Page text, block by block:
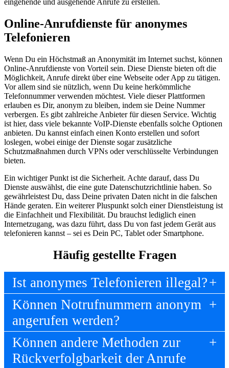
Online-Anrufdienste für anonymes
Telefonieren
Wenn Du ein Höchstmaß an Anonymität im Internet suchst, können
Online-Anrufdienste von Vorteil sein. Diese Dienste bieten oft die
Möglichkeit, Anrufe direkt über eine Webseite oder App zu tätigen.
Vor allem sind sie nützlich, wenn Du keine herkömmliche
Telefonnummer verwenden möchtest. Viele dieser Plattformen
erlauben es Dir, anonym zu bleiben, indem sie Deine Nummer
verbergen. Es gibt zahlreiche Anbieter für diesen Service. Wichtig
ist hier, dass viele bekannte VoIP-Dienste ebenfalls solche Optionen
anbieten. Du kannst einfach einen Konto erstellen und sofort
loslegen, wobei einige der Dienste sogar zusätzliche
Schutzmaßnahmen durch VPNs oder verschlüsselte Verbindungen
bieten.
Ein wichtiger Punkt ist die Sicherheit. Achte darauf, dass Du
Dienste auswählst, die eine gute Datenschutzrichtlinie haben. So
gewährleistest Du, dass Deine privaten Daten nicht in die falschen
Hände geraten. Ein weiterer Pluspunkt solch einer Dienstleistung ist
die Einfachheit und Flexibilität. Du brauchst lediglich einen
Internetzugang, was dazu führt, dass Du von fast jedem Gerät aus
telefonieren kannst – sei es Dein PC, Tablet oder Smartphone.
Häufig gestellte Fragen
Ist anonymes Telefonieren illegal?
Können Notrufnummern anonym
angerufen werden?
Können andere Methoden zur
Rückverfolgbarkeit der Anrufe